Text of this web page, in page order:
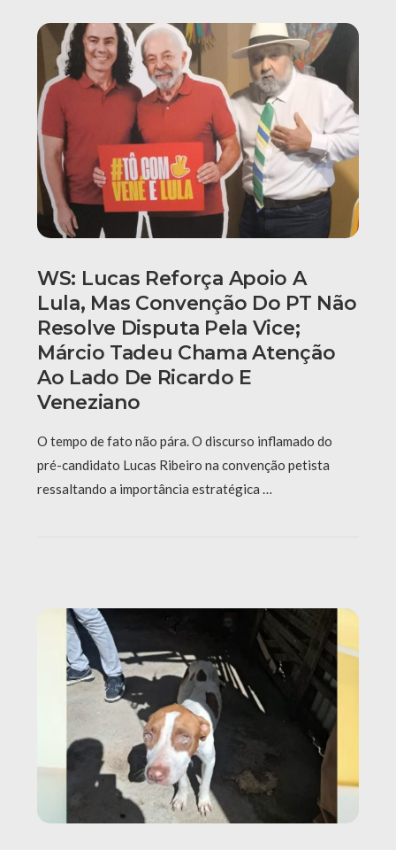
WS: Lucas Reforça Apoio A
Lula, Mas Convenção Do PT Não
Resolve Disputa Pela Vice;
Márcio Tadeu Chama Atenção
Ao Lado De Ricardo E
Veneziano
O tempo de fato não pára. O discurso inflamado do
pré-candidato Lucas Ribeiro na convenção petista
ressaltando a importância estratégica …